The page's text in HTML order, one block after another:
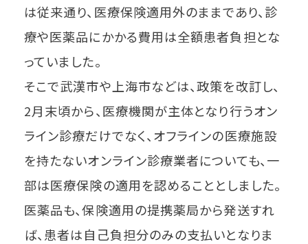
は従来通り、医療保険適用外のままであり、診
療や医薬品にかかる費用は全額患者負担とな
っていました。
そこで武漢市や上海市などは、政策を改訂し、
2月末頃から、医療機関が主体となり行うオン
ライン診療だけでなく、オフラインの医療施設
を持たないオンライン診療業者についても、一
部は医療保険の適用を認めることとしました。
医薬品も、保険適用の提携薬局から発送すれ
ば、患者は自己負担分のみの支払いとなりま